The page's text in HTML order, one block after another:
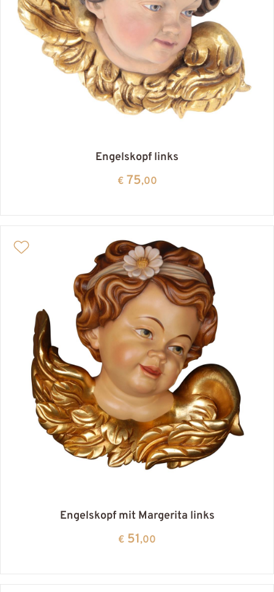
Engelskopf links
€75,00
Engelskopf mit Margerita links
€ 51,00